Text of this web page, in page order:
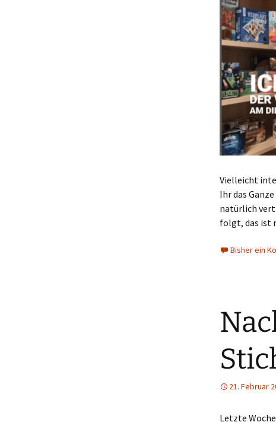
Vielleicht
Ihr das Ganze
natürlich
folgt, das ist
Bisher ein
21. Februar
Letzte